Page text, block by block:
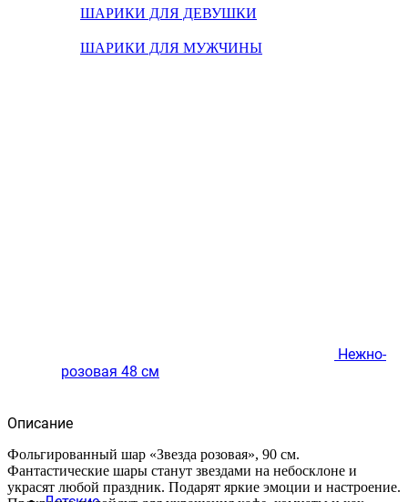
ШАРИКИ ДЛЯ ДЕВУШКИ
ШАРИКИ ДЛЯ МУЖЧИНЫ
Нежно-
розовая 48 см
Описание
Фольгированный шар «Звезда розовая», 90 см.
Фантастические шары станут звездами на небосклоне и
украсят любой праздник. Подарят яркие эмоции и настроение.